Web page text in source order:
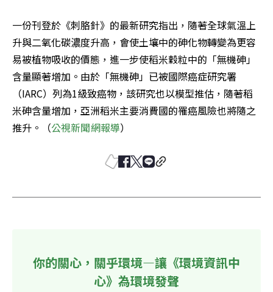
一份刊登於《刺胳針》的最新研究指出，隨著全球氣溫上
升與二氧化碳濃度升高，會使土壤中的砷化物轉變為更容
易被植物吸收的價態，進一步使稻米穀粒中的「無機砷」
含量顯著增加。由於「無機砷」已被國際癌症研究署
（IARC）列為1級致癌物，該研究也以模型推估，隨著稻
米砷含量增加，亞洲稻米主要消費國的罹癌風險也將隨之
推升。（公視新聞網報導）
你的關心，關乎環境—讓《環境資訊中
心》為環境發聲